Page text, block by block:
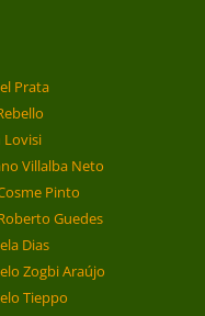
Prata
Lovisi
Villalba Neto
Pinto
Guedes
Dias
Zogbi Araújo
Tieppo